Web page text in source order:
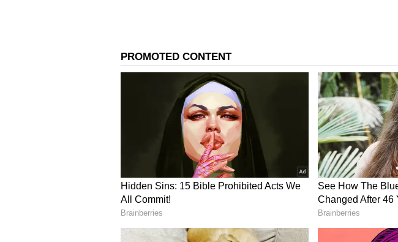
"ಹಳೆಯ ಅಬಕಾರಿ ನೀತಿಯಡಿ, ದೆಹಲಿಯ ಮದ್ಯ ಮಾರಾಟವು ತಿಂಗಳಿಗೆ 132
ಆದಾಯ 5,068 ಕೋಟಿ ರೂ. ಇತ್ತು. ಆದರೆ, ಅಬಕಾರಿ ನೀತಿ 2021-22
ಸುಮಾರು 245 ಲಕ್ಷ ಲೀಟರ್‌ಗಳಿಗೆ ದ್ವಿಗುಣಗೊಂಡಿದೆ. ಆದಾಯವು ಮಾತ್ರ
ಎಂದು ಆರ್‌ಟಿಐ ಉತ್ತರವನ್ನು ಉಲ್ಲೇಖಿಸಿ ಅವರು ಹೇಳಿದ್ದಾರೆ.
Gujarat Polls: ‘’ಸಿಸೋಡಿಯಾ ಮೇಲೆ ಸಿಬಿಐ ರೇಡ್‌ನಿಂದ ಎಎಪಿ